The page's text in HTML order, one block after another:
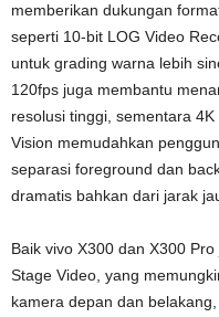
memberikan dukungan
seperti 10-bit LOG Video
untuk grading warna lebih
120fps juga membantu
resolusi tinggi, sementara
Vision memudahkan
separasi foreground dan
dramatis bahkan dari jarak
Baik vivo X300 dan X300
Stage Video, yang
kamera depan dan